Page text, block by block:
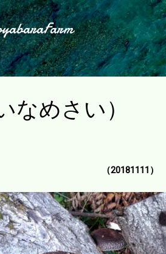
スキップしてメイン コン
なめさい）
（20181111）